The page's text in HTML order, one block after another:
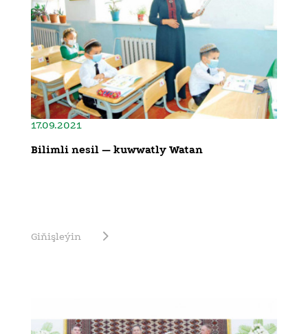
17.09.2021
Bilimli nesil — kuwwatly Watan
Giňişleýin